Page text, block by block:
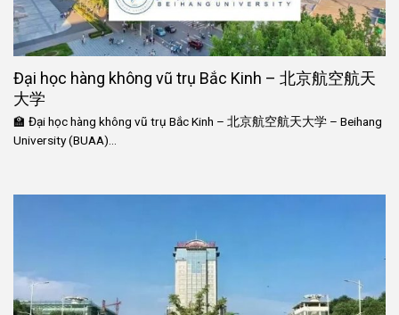
Đại học hàng không vũ trụ Bắc Kinh – 北京航空航天
大学
🏫 Đại học hàng không vũ trụ Bắc Kinh – 北京航空航天大学 – Beihang
University (BUAA)...